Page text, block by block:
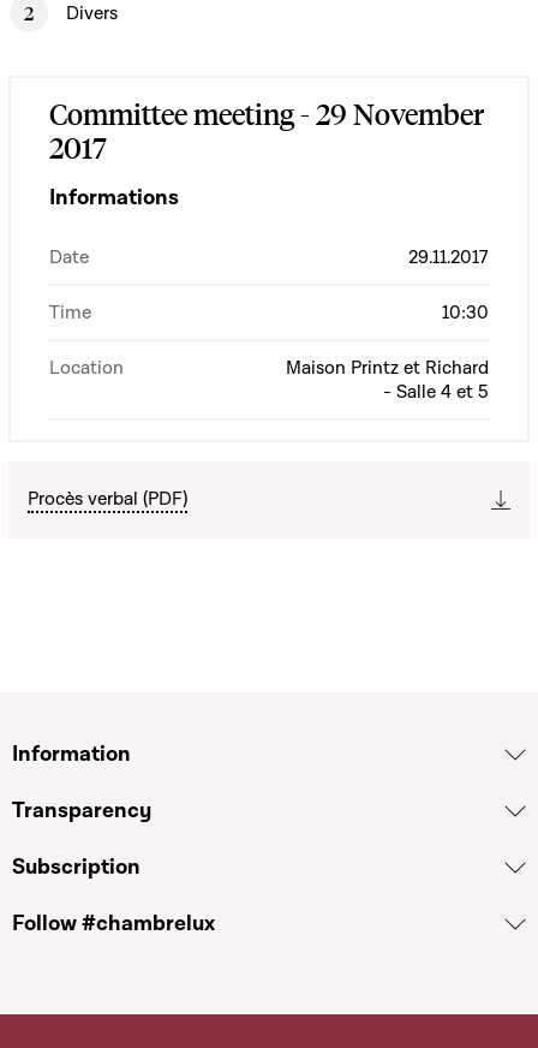
Divers
Committee meeting - 29 November
2017
Informations
Date 29.11.2017
Time 10:30
Location
Maison Printz et Richard
- Salle 4 et 5
Procès verbal (PDF)
Information
Transparency
Subscription
Follow #chambrelux